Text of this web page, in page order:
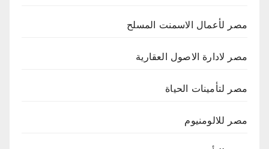
مصر لأعمال الاسمنت المسلح
مصر لادارة الاصول العقارية
مصر لتأمينات الحياة
مصر للالومنيوم